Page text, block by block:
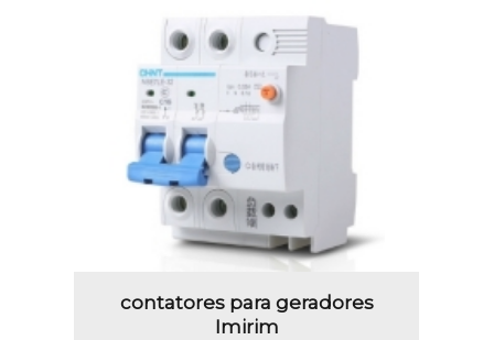
contatores para geradores
Imirim